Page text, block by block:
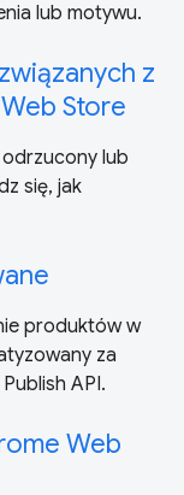
lub motywu.
z
Store
lub
się, jak
produktów w
za
API.
Web